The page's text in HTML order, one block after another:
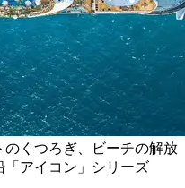
くつろぎ、ビーチの解放
アイコン」シリーズ